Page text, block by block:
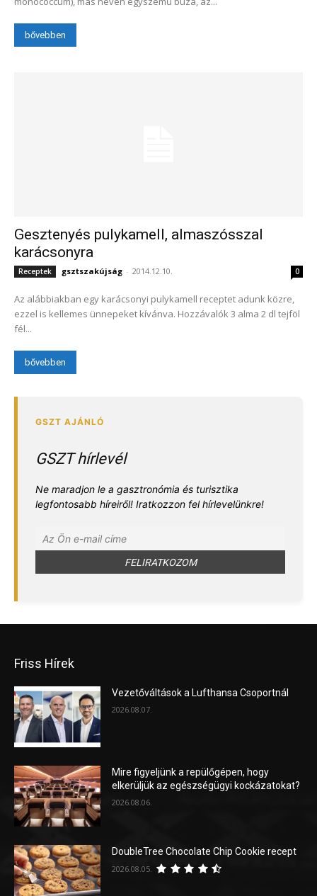
bővebben
Gesztenyés pulykamell, almaszósszal
karácsonyra
Receptek gsztszakújság - 2014.12.10. 0
Az alábbiakban egy karácsonyi pulykamell receptet adunk közre,
ezzel is kellemes ünnepeket kívánva. Hozzávalók 3 alma 2 dl tejföl
fél...
bővebben
GSZT hírlevél
Ne maradjon le a gasztronómia és turisztika
legfontosabb híreiről! Iratkozzon fel hírlevelünkre!
Friss Hírek
Vezetőváltások a Lufthansa Csoportnál
2026.08.07.
Mire figyeljünk a repülőgépen, hogy
elkerüljük az egészségügyi kockázatokat?
2026.08.06.
DoubleTree Chocolate Chip Cookie recept
2026.08.05.